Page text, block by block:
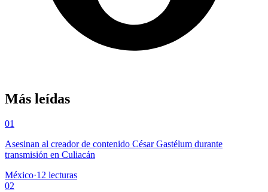
Más leídas
01
Asesinan al creador de contenido César Gastélum durante
transmisión en Culiacán
México·12 lecturas
02